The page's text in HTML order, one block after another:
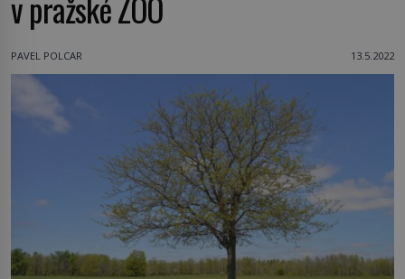
PAVEL POLCAR 13.5.2022